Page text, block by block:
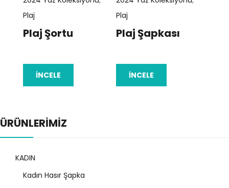
Plaj
Plaj Şortu
İNCELE
Plaj
Plaj Şapkası
İNCELE
ÜRÜNLERİMİZ
KADIN
Kadın Hasır Şapka